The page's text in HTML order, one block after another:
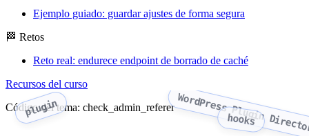
Ejemplo guiado: guardar ajustes de forma segura
🏁 Retos
Reto real: endurece endpoint de borrado de caché
Recursos del curso
Código del tema: check_admin_referer
plugin WordPress Plugin
hooks